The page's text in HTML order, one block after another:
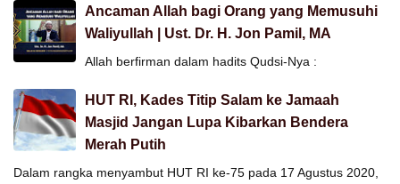
Ancaman Allah bagi Orang yang Memusuhi
Waliyullah | Ust. Dr. H. Jon Pamil, MA
Allah berfirman dalam hadits Qudsi-Nya :
HUT RI, Kades Titip Salam ke Jamaah
Masjid Jangan Lupa Kibarkan Bendera
Merah Putih
Dalam rangka menyambut HUT RI ke-75 pada 17 Agustus 2020,